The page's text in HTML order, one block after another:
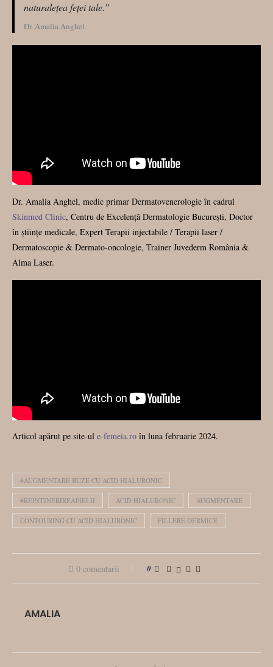
naturalețea feței tale.”
Dr. Amalia Anghel
Dr. Amalia Anghel, medic primar Dermatovenerologie în cadrul
Skinmed Clinic, Centru de Excelență Dermatologie București, Doctor
în științe medicale, Expert Terapii injectabile / Terapii laser /
Dermatoscopie & Dermato-oncologie, Trainer Juvederm România &
Alma Laser.
Articol apărut pe site-ul e-femeia.ro în luna februarie 2024.
#AUGMENTARE BUZE CU ACID HIALURONIC
#REINTINERIREAPIELII ACID HIALURONIC AUGMENTARE
CONTOURING CU ACID HIALURONIC FILLERE DERMICE
0 comentarii 0
AMALIA